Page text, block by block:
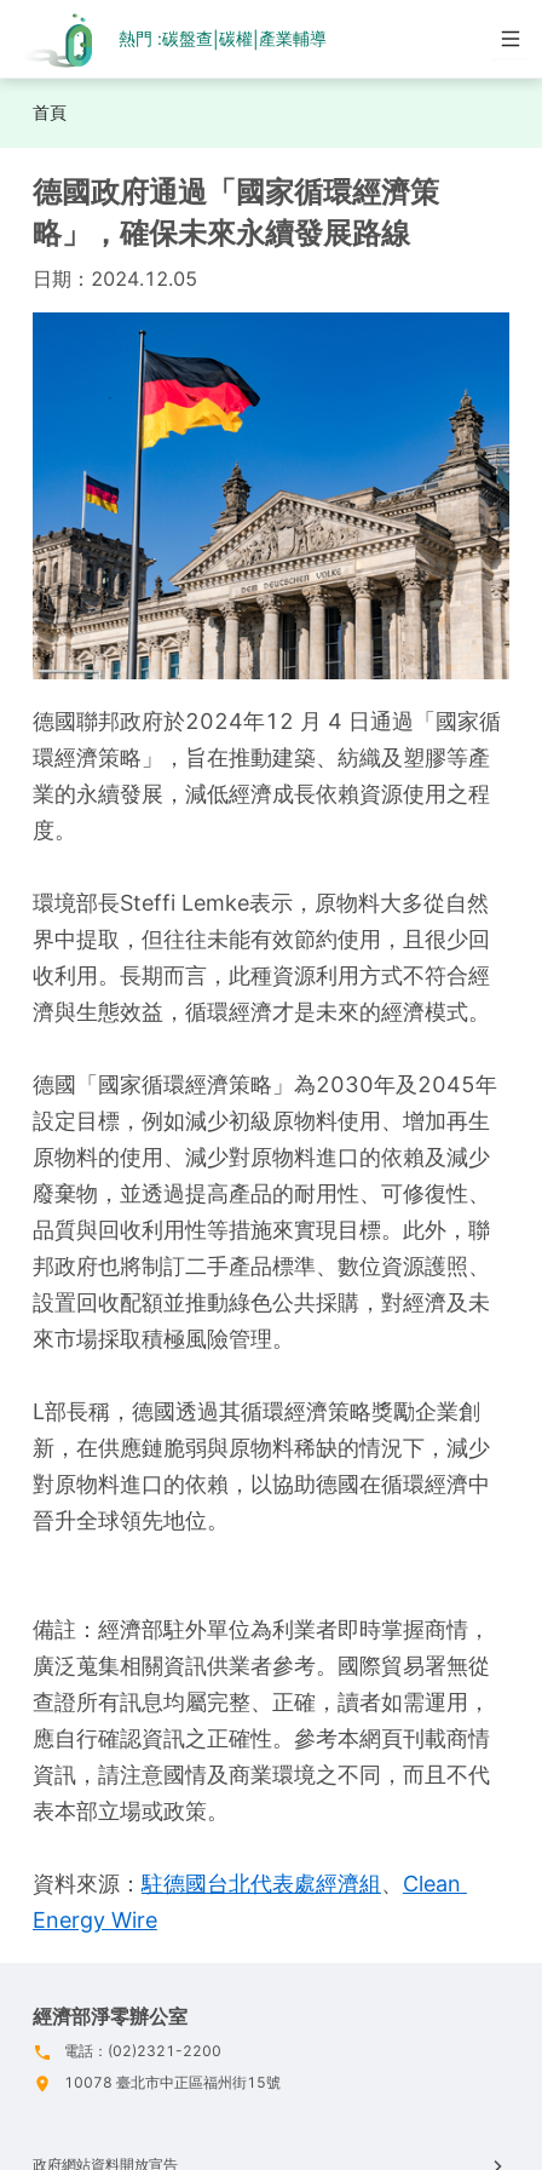
熱門 :碳盤查 碳權| 產業輔導
首頁
德國政府通過「國家循環經濟策
略」，確保未來永續發展路線
日期： 2024.12.05
德國聯邦政府於2024年12 月 4 日通過「國家循
環經濟策略」，旨在推動建築、紡織及塑膠等產
業的永續發展，減低經濟成長依賴資源使用之程
度。
環境部長Steffi Lemke表示，原物料大多從自然
界中提取，但往往未能有效節約使用，且很少回
收利用。長期而言，此種資源利用方式不符合經
濟與生態效益，循環經濟才是未來的經濟模式。
德國「國家循環經濟策略」為2030年及2045年
設定目標，例如減少初級原物料使用、增加再生
原物料的使用、減少對原物料進口的依賴及減少
廢棄物，並透過提高產品的耐用性、可修復性、
品質與回收利用性等措施來實現目標。此外，聯
邦政府也將制訂二手產品標準、數位資源護照、
設置回收配額並推動綠色公共採購，對經濟及未
來市場採取積極風險管理。
L部長稱，德國透過其循環經濟策略獎勵企業創
新，在供應鏈脆弱與原物料稀缺的情況下，減少
對原物料進口的依賴，以協助德國在循環經濟中
晉升全球領先地位。
備註：經濟部駐外單位為利業者即時掌握商情，
廣泛蒐集相關資訊供業者參考。國際貿易署無從
查證所有訊息均屬完整、正確，讀者如需運用，
應自行確認資訊之正確性。參考本網頁刊載商情
資訊，請注意國情及商業環境之不同，而且不代
表本部立場或政策。
資料來源：駐德國台北代表處經濟組、 Clean
Energy Wire
經濟部淨零辦公室
電話：(02)2321-2200
10078 臺北市中正區福州街15號
政府網站資料開放宣告